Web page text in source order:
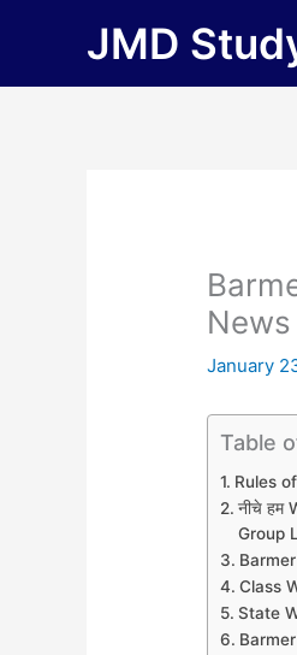
JMD
January
Table
Rules
नीचे हम
Group
Class
State